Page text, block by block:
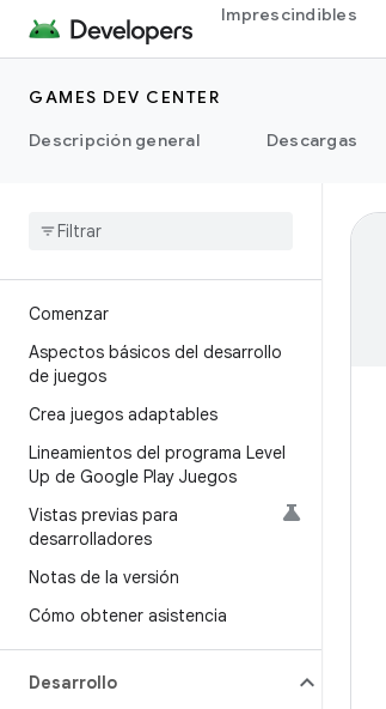
Imprescindibles
GAMES DEV CENTER
Descripción general
Descargas
Comenzar
Aspectos básicos del desarrollo
de juegos
Crea juegos adaptables
Lineamientos del programa Level
Up de Google Play Juegos
Vistas previas para
desarrolladores
Notas de la versión
Cómo obtener asistencia
Desarrollo